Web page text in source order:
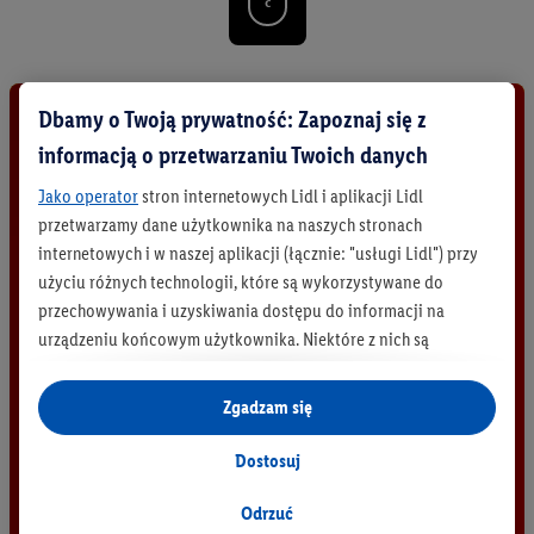
k
r
w
s
z
y
k
i
e
p
o
d
u
k
Dbamy o Twoją prywatność: Zapoznaj się z
informacją o przetwarzaniu Twoich danych
Jako operatorstron internetowych Lidl i aplikacji Lidl
przetwarzamy dane użytkownika na naszych stronach
internetowych i w naszej aplikacji (łącznie: "usługi Lidl") przy
użyciu różnych technologii, które są wykorzystywane do
przechowywania i uzyskiwania dostępu do informacji na
urządzeniu końcowym użytkownika. Niektóre z nich są
są za zgodą użytkownika - również przez partnerów (
jako odrębnych
administratorów lub współadministratorów
danych osobowych; w związku z IAB TCF łącznie
generowania statystyk lub prezentowania
Odrzuć
Dostosuj
Zgadzam się